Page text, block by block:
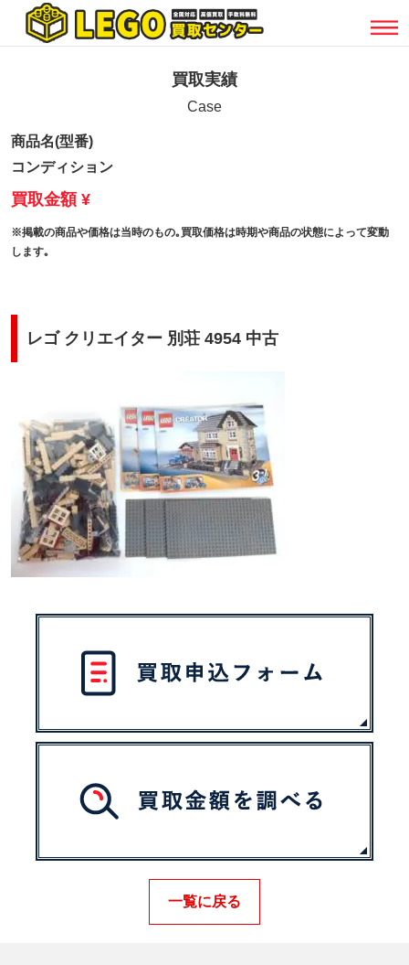
買取実績
Case
商品名(型番)
コンディション
買取金額 ¥
※掲載の商品や価格は当時のもの｡買取価格は時期や商品の状態によって変動
します｡
レゴ クリエイター 別荘 4954 中古
一覧に戻る